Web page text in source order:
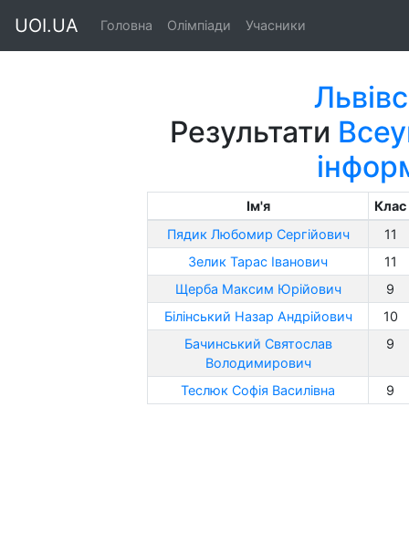
UOI.UA Головна Олімпіади Учасники
Результати
Ім'я
Клас
Пядик Любомир Сергійович
11
Зелик Тарас Іванович
11
Щерба Максим Юрійович
9
Білінський Назар Андрійович
10
Бачинський Святослав
Володимирович
9
Теслюк Софія Василівна 9